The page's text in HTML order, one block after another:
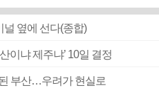
널 옆에 선다(종합)
이냐 제주냐’ 10일 결정
부산…우려가 현실로